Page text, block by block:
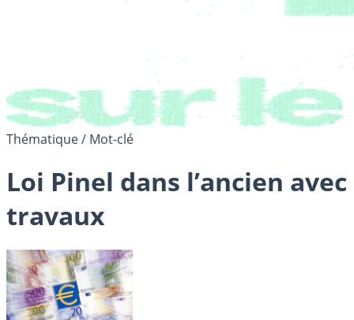
Thématique / Mot-clé
Loi Pinel dans l’ancien avec
travaux